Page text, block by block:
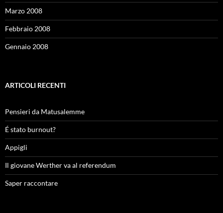
Marzo 2008
Febbraio 2008
Gennaio 2008
ARTICOLI RECENTI
Pensieri da Matusalemme
É stato burnout?
Appigli
Il giovane Werther va al referendum
Saper raccontare